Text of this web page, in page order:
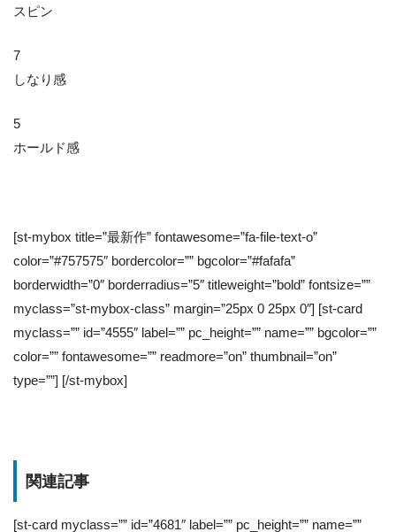
スピン
7
しなり感
5
ホールド感
[st-mybox title=”最新作” fontawesome=”fa-file-text-o”
color=”#757575″ bordercolor=”” bgcolor=”#fafafa”
borderwidth=”0″ borderradius=”5″ titleweight=”bold” fontsize=””
myclass=”st-mybox-class” margin=”25px 0 25px 0″] [st-card
myclass=”” id=”4555″ label=”” pc_height=”” name=”” bgcolor=””
color=”” fontawesome=”” readmore=”on” thumbnail=”on”
type=””] [/st-mybox]
関連記事
[st-card myclass=”” id=”4681″ label=”” pc_height=”” name=””